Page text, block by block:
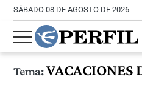
SÁBADO 08 DE AGOSTO DE 2026
Tema:VACACIONES